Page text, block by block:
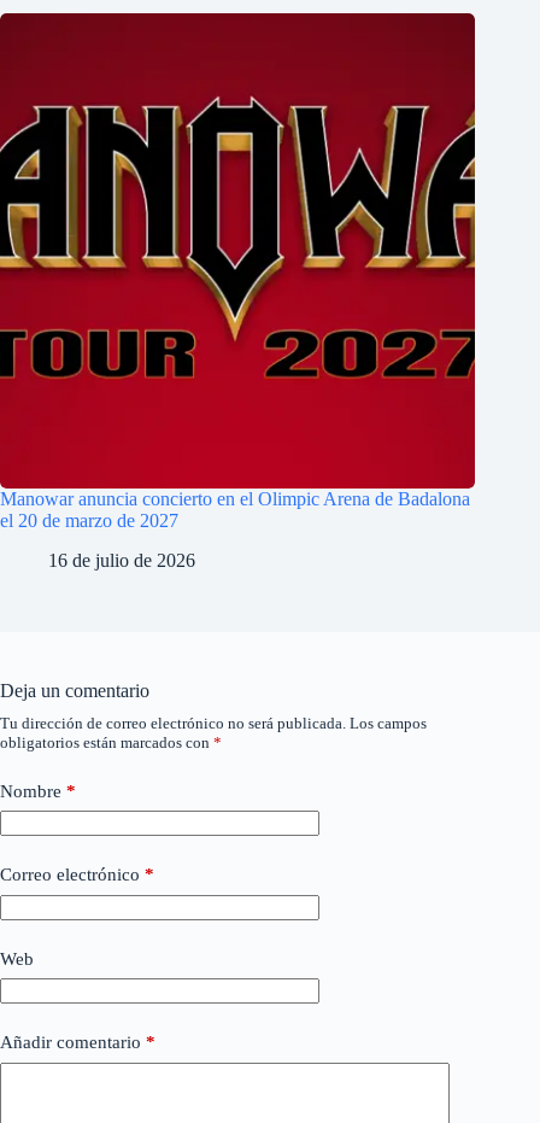
Manowar anuncia concierto en el Olimpic Arena de Badalona
el 20 de marzo de 2027
16 de julio de 2026
Deja un comentario
Tu dirección de correo electrónico no será publicada. Los campos
obligatorios están marcados con *
Nombre *
Correo electrónico *
Web
Añadir comentario *